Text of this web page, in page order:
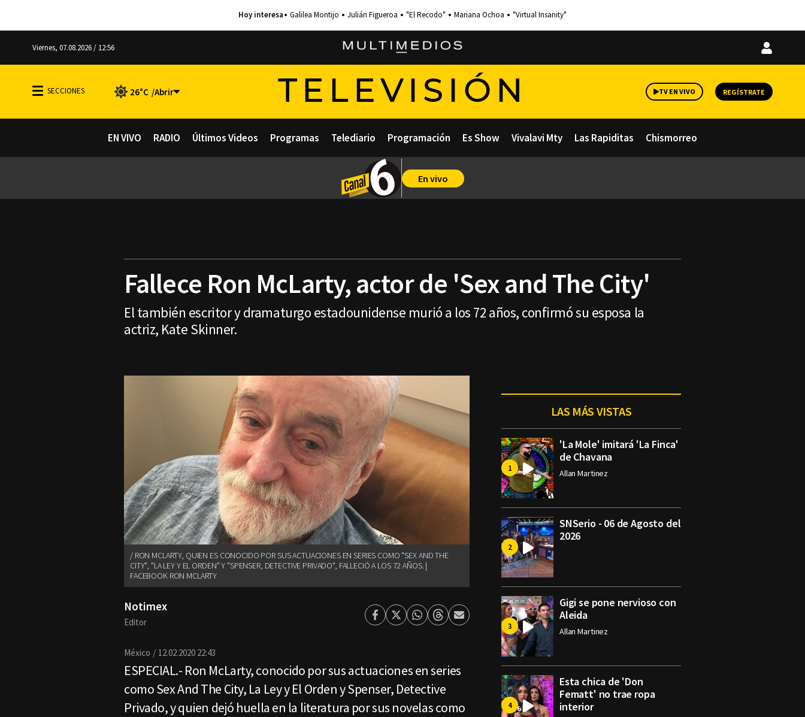
Galilea Montijo Julián Figueroa "El Recodo" Mariana Ochoa "Virtual Insanity"
Viernes, 07.08.2026 / 12:56
Iniciar
26°C TELEVISIÓN TV EN VIVO REGÍSTRATE
EN VIVO RADIO Últimos Videos Programas Telediario Programación Es Show Vivalavi Mty Las Rapiditas Chismorreo
En vivo
Fallece Ron McLarty, actor de 'Sex and The City'
El también escritor y dramaturgo estadounidense murió a los 72 años, confirmó su esposa la
actriz, Kate Skinner.
RON MCLARTY, QUIEN ES CONOCIDO POR SUS ACTUACIONES EN SERIES COMO "SEX AND THE
CITY", "LA LEY Y EL ORDEN" Y "SPENSER, DETECTIVE PRIVADO", FALLECIÓ A LOS 72 AÑOS. |
FACEBOOK RON MCLARTY
Notimex
Editor Facebook
TwitterWhatsapp
ThreadsEnviar
México 12.02.2020 22:43
ESPECIAL.- Ron McLarty, conocido por sus actuaciones en series
como Sex And The City, La Ley y El Orden y Spenser, Detective
Privado, y quien dejó huella en la literatura por sus novelas como
LAS MÁS VISTAS
'La Mole' imitará 'La Finca'
de Chavana
Allan Martinez
SNSerio - 06 de Agosto del
2026
Gigi se pone nervioso con
Aleida
Allan Martinez
Esta chica de 'Don
Fematt' no trae ropa
interior